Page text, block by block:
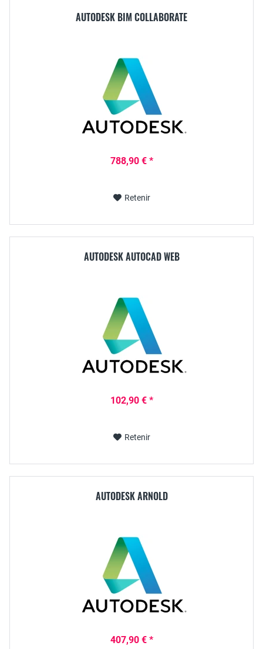
AUTODESK BIM COLLABORATE
788,90 € *
Retenir
AUTODESK AUTOCAD WEB
102,90 € *
Retenir
AUTODESK ARNOLD
407,90 € *